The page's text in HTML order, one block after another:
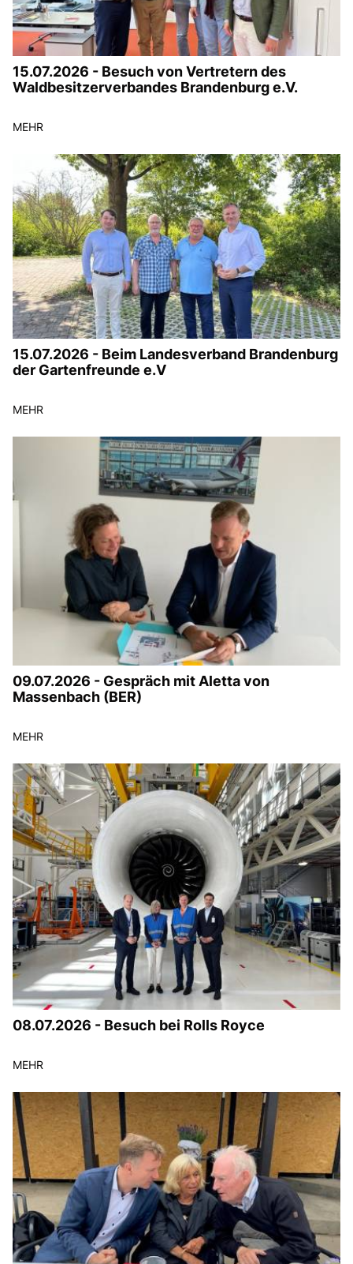
15.07.2026 - Besuch von Vertretern des
Waldbesitzerverbandes Brandenburg e.V.
MEHR
15.07.2026 - Beim Landesverband Brandenburg
der Gartenfreunde e.V
MEHR
09.07.2026 - Gespräch mit Aletta von
Massenbach (BER)
MEHR
08.07.2026 - Besuch bei Rolls Royce
MEHR